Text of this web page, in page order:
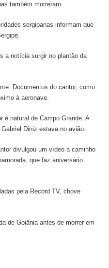
também morreram.
sergipanas informam que
a notícia surgir no plantão da
Documentos do cantor, como
à aeronave.
é natural de Campo Grande. A
Diniz estava no avião.
divulgou um vídeo a caminho
que faz aniversário
pela Record TV, chove
de Goiânia antes de morrer em